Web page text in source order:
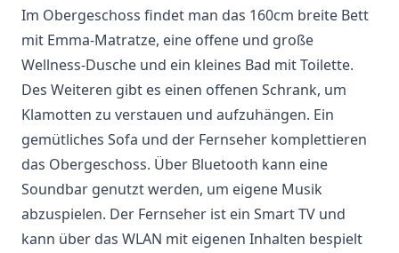
Im Obergeschoss findet man das 160cm breite Bett
mit Emma-Matratze, eine offene und große
Wellness-Dusche und ein kleines Bad mit Toilette.
Des Weiteren gibt es einen offenen Schrank, um
Klamotten zu verstauen und aufzuhängen. Ein
gemütliches Sofa und der Fernseher komplettieren
das Obergeschoss. Über Bluetooth kann eine
Soundbar genutzt werden, um eigene Musik
abzuspielen. Der Fernseher ist ein Smart TV und
kann über das WLAN mit eigenen Inhalten bespielt